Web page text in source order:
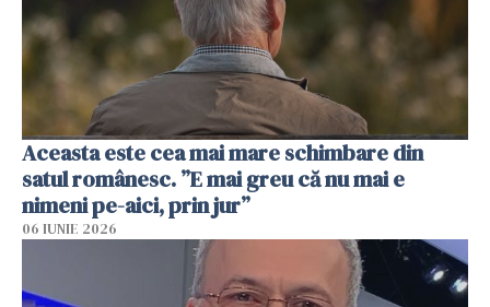
Aceasta este cea mai mare schimbare din
satul românesc. ”E mai greu că nu mai e
nimeni pe-aici, prin jur”
06 IUNIE 2026